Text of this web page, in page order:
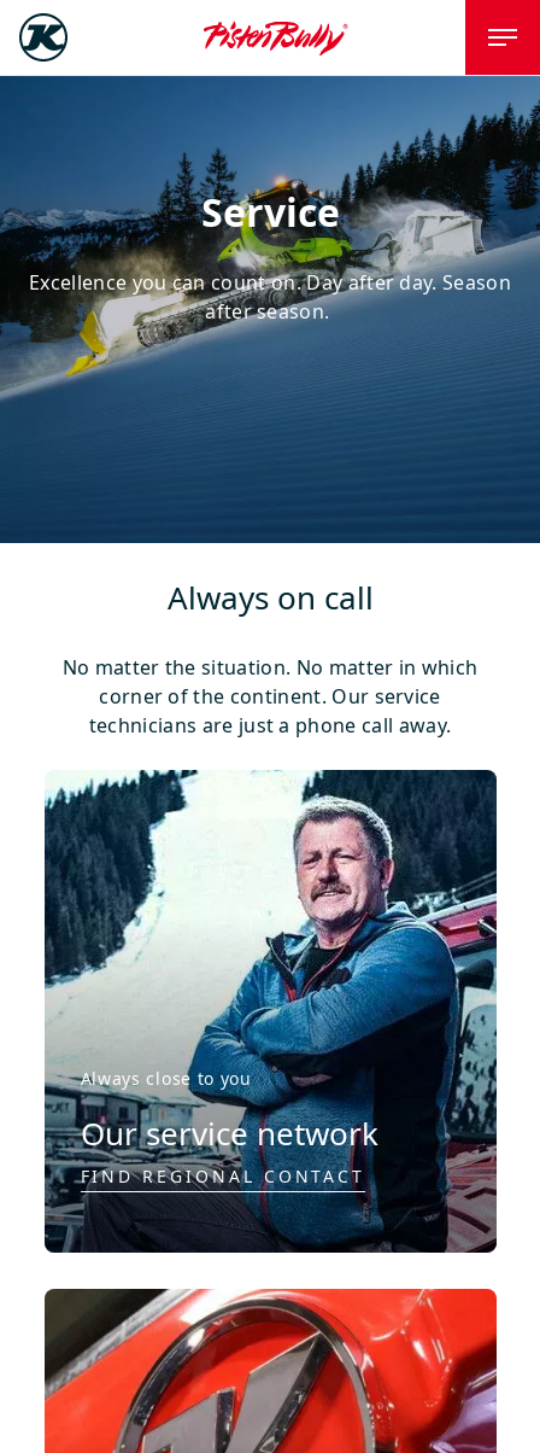
Service
Excellence you can count on. Day after day. Season
after season.
Always on call
No matter the situation. No matter in which
corner of the continent. Our service
technicians are just a phone call away.
Always close to you
Our service network
FIND REGIONAL CONTACT